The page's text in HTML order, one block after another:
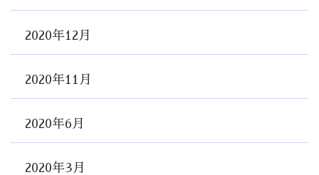
2020年12月
2020年11月
2020年6月
2020年3月